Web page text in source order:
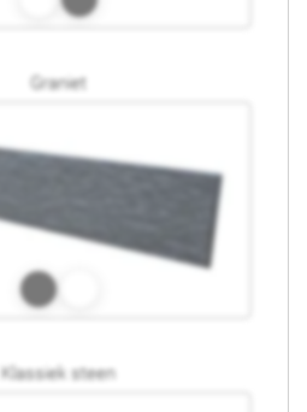
Graniet
Klassiek steen